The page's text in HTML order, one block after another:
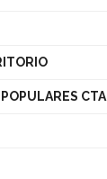
CTA